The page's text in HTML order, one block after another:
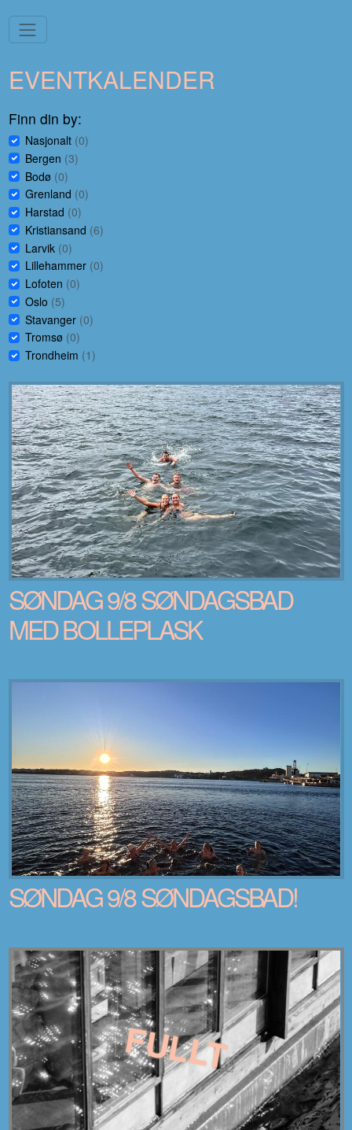
EVENTKALENDER
Finn din by:
Nasjonalt (0)
Bergen (3)
Bodø (0)
Grenland (0)
Harstad (0)
Kristiansand (6)
Larvik (0)
Lillehammer (0)
Lofoten (0)
Oslo (5)
Stavanger (0)
Tromsø (0)
Trondheim (1)
SØNDAG 9/8 SØNDAGSBAD
MED BOLLEPLASK
SØNDAG 9/8 SØNDAGSBAD!
FULLT